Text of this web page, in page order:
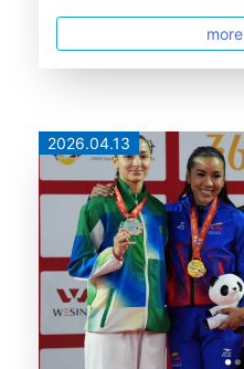
more
2026.04.13